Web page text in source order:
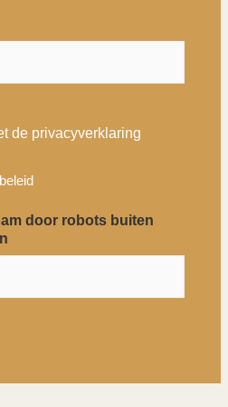
de privacyverklaring
door robots buiten